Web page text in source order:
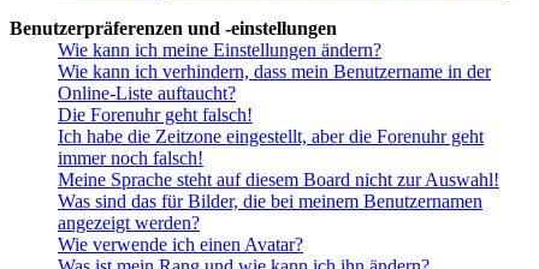
Benutzerpräferenzen und -einstellungen
Wie kann ich meine Einstellungen ändern?
Wie kann ich verhindern, dass mein Benutzername in der
Online-Liste auftaucht?
Die Forenuhr geht falsch!
Ich habe die Zeitzone eingestellt, aber die Forenuhr geht
immer noch falsch!
Meine Sprache steht auf diesem Board nicht zur Auswahl!
Was sind das für Bilder, die bei meinem Benutzernamen
angezeigt werden?
Wie verwende ich einen Avatar?